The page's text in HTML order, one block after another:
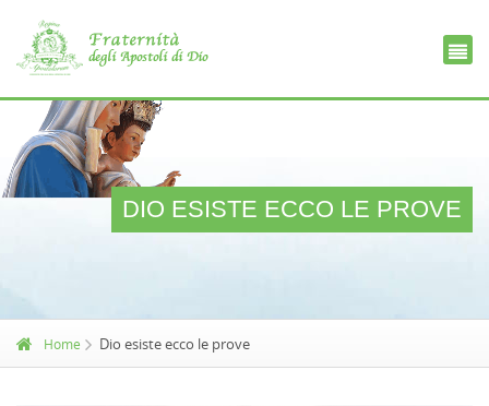
DIO ESISTE ECCO LE PROVE
Home Dio esiste ecco le prove